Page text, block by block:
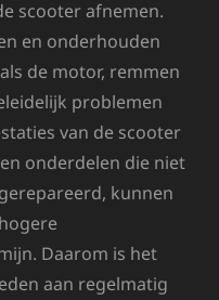
scooter afnemen.
en onderhouden
de motor, remmen
problemen
van de scooter
onderdelen die niet
kunnen
Daarom is het
aan regelmatig